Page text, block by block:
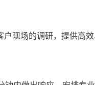
场的调研，提供高效